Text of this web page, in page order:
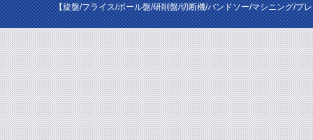
【旋盤/フライス/ボール盤/研削盤/切断機/バンドソー/マシニング/プ